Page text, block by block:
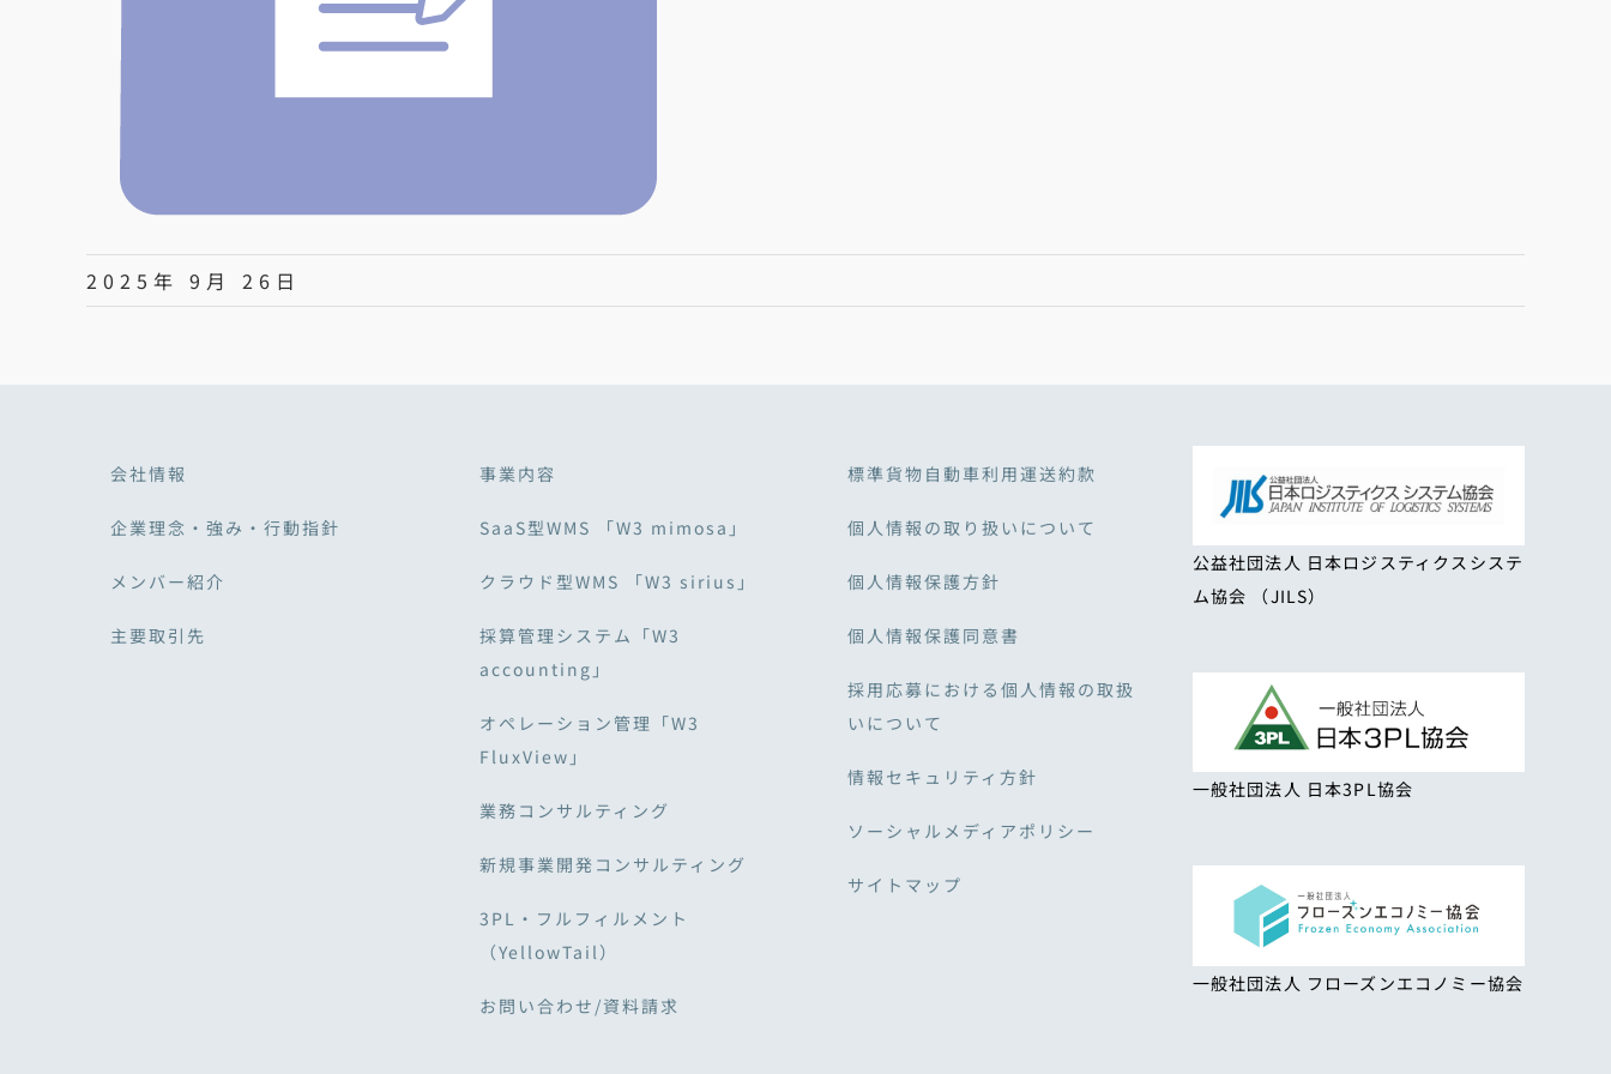
2025年 9月 26日
会社情報
企業理念・強み・行動指針
メンバー紹介
主要取引先
事業内容
SaaS型WMS 「W3 mimosa」
クラウド型WMS 「W3 sirius」
採算管理システム「W3
accounting」
オペレーション管理「W3
FluxView」
業務コンサルティング
新規事業開発コンサルティング
3PL・フルフィルメント
（YellowTail）
お問い合わせ/資料請求
標準貨物自動車利用運送約款
個人情報の取り扱いについて
個人情報保護方針
個人情報保護同意書
採用応募における個人情報の取扱
いについて
情報セキュリティ方針
ソーシャルメディアポリシー
サイトマップ
公益社団法人 日本ロジスティクスシステ
ム協会 （JILS）
一般社団法人 日本3PL協会
一般社団法人 フローズンエコノミー協会